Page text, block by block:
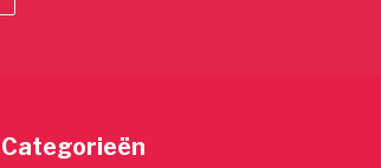
Categorieën